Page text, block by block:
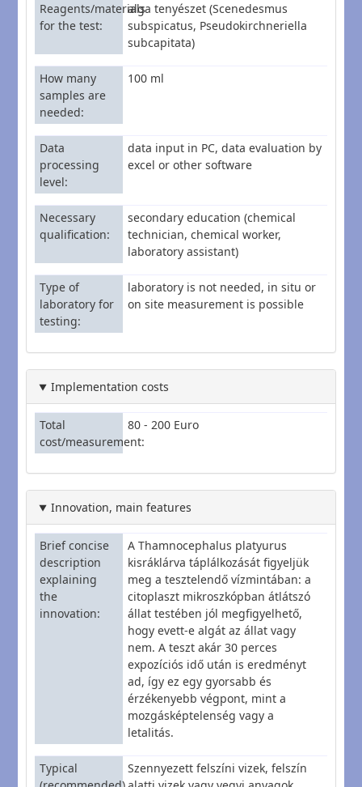
Reagents/materials
for the test
alga tenyészet (Scenedesmus
subspicatus, Pseudokirchneriella
subcapitata)
How many
samples are
needed
100 ml
Data
processing
level
data input in PC, data evaluation by
excel or other software
Necessary
qualification
secondary education (chemical
technician, chemical worker,
laboratory assistant)
Type of
laboratory for
testing
laboratory is not needed, in situ or
on site measurement is possible
Implementation costs
Total
cost/measurement
80 - 200 Euro
Innovation, main features
Brief concise
description
explaining
the
innovation
A Thamnocephalus platyurus
kisráklárva táplálkozását figyeljük
meg a tesztelendő vízmintában: a
citoplaszt mikroszkópban átlátszó
állat testében jól megfigyelhető,
hogy evett-e algát az állat vagy
nem. A teszt akár 30 perces
expozíciós idő után is eredményt
ad, így ez egy gyorsabb és
érzékenyebb végpont, mint a
mozgásképtelenség vagy a
letalitás.
Typical
Szennyezett felszíni vizek, felszín